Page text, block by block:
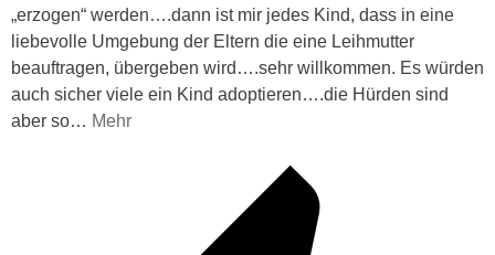
„erzogen“ werden….dann ist mir jedes Kind, dass in eine
liebevolle Umgebung der Eltern die eine Leihmutter
beauftragen, übergeben wird….sehr willkommen. Es würden
auch sicher viele ein Kind adoptieren….die Hürden sind
aber so… Mehr